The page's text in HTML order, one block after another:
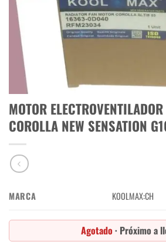
MOTOR
COROLLA NEW SENSATION
MARCA KOOLMAX:CH
Agotado · Próximo a